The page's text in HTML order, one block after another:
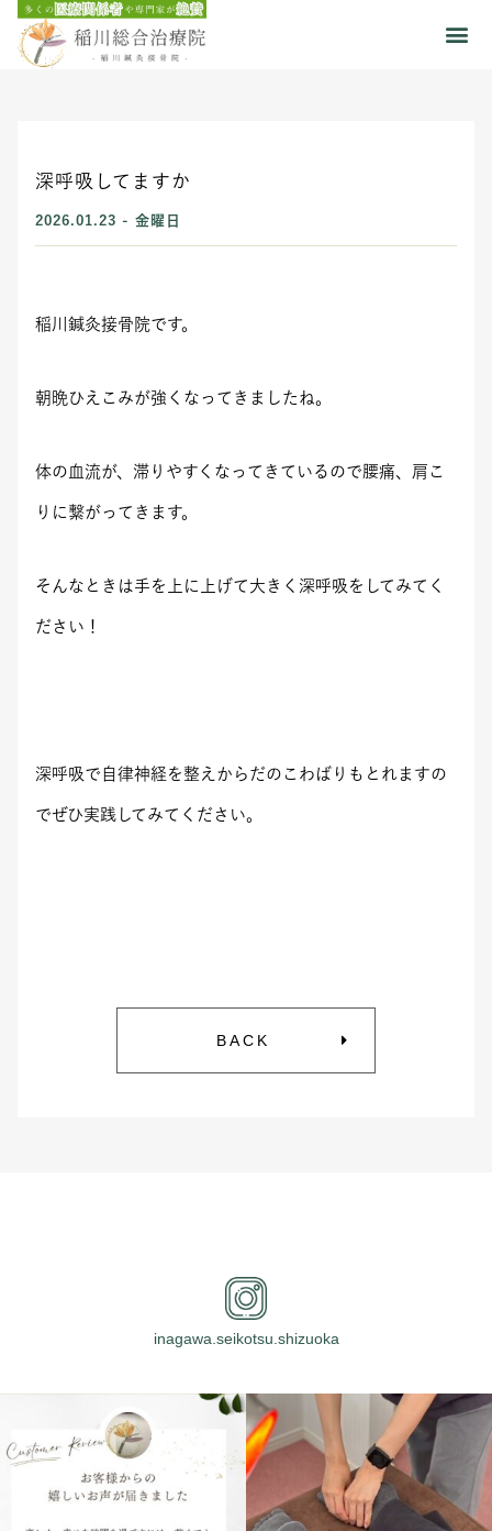
深呼吸してますか
2026.01.23 - 金曜日
稲川鍼灸接骨院です。
朝晩ひえこみが強くなってきましたね。
体の血流が、滞りやすくなってきているので腰痛、肩こ
りに繋がってきます。
そんなときは手を上に上げて大きく深呼吸をしてみてく
ださい！
深呼吸で自律神経を整えからだのこわばりもとれますの
でぜひ実践してみてください。
BACK
inagawa.seikotsu.shizuoka